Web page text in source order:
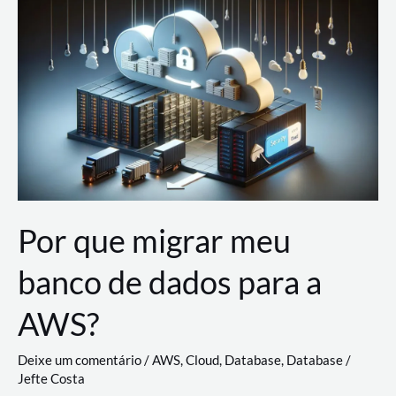
AWS
Por que migrar meu
banco de dados para a
AWS?
Deixe um comentário/AWS,Cloud, Database, Database/
Jefte Costa